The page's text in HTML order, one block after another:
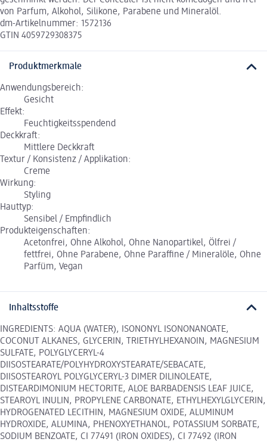
von Parfum, Alkohol, Silikone, Parabene und Mineralöl.
dm-Artikelnummer: 1572136
GTIN 4059729308375
Produktmerkmale
Anwendungsbereich:
Gesicht
Effekt:
Feuchtigkeitsspendend
Deckkraft:
Mittlere Deckkraft
Textur / Konsistenz / Applikation:
Creme
Wirkung:
Styling
Hauttyp:
Sensibel / Empfindlich
Produkteigenschaften:
Acetonfrei, Ohne Alkohol, Ohne Nanopartikel, Ölfrei /
fettfrei, Ohne Parabene, Ohne Paraffine / Mineralöle, Ohne
Parfüm, Vegan
Inhaltsstoffe
INGREDIENTS: AQUA (WATER), ISONONYL ISONONANOATE,
COCONUT ALKANES, GLYCERIN, TRIETHYLHEXANOIN, MAGNESIUM
SULFATE, POLYGLYCERYL-4
DIISOSTEARATE/POLYHYDROXYSTEARATE/SEBACATE,
DIISOSTEAROYL POLYGLYCERYL-3 DIMER DILINOLEATE,
DISTEARDIMONIUM HECTORITE, ALOE BARBADENSIS LEAF JUICE,
STEAROYL INULIN, PROPYLENE CARBONATE, ETHYLHEXYLGLYCERIN,
HYDROGENATED LECITHIN, MAGNESIUM OXIDE, ALUMINUM
HYDROXIDE, ALUMINA, PHENOXYETHANOL, POTASSIUM SORBATE,
SODIUM BENZOATE, CI 77491 (IRON OXIDES), CI 77492 (IRON